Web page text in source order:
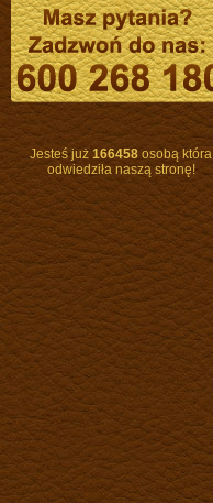
Jesteś już 166458osobą która
odwiedziła naszą stronę!